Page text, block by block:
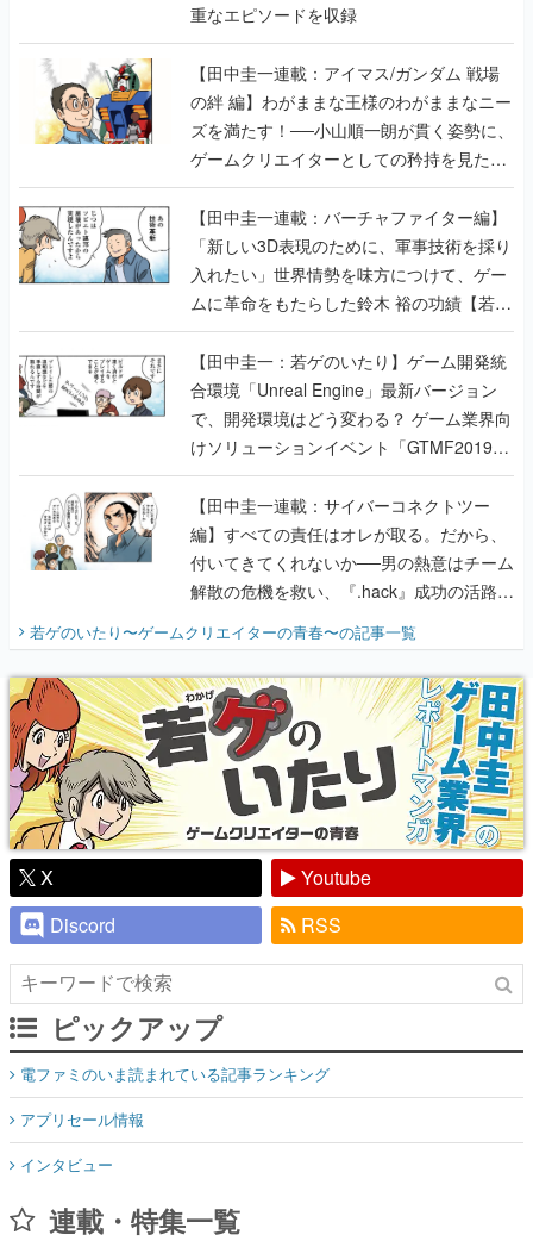
重なエピソードを収録
【田中圭一連載：アイマス/ガンダム 戦場
の絆 編】わがままな王様のわがままなニー
ズを満たす！──小山順一朗が貫く姿勢に、
ゲームクリエイターとしての矜持を見た
【若ゲのいたり最終回】
【田中圭一連載：バーチャファイター編】
「新しい3D表現のために、軍事技術を採り
入れたい」世界情勢を味方につけて、ゲー
ムに革命をもたらした鈴木 裕の功績【若ゲ
のいたり】
【田中圭一：若ゲのいたり】ゲーム開発統
合環境「Unreal Engine」最新バージョン
で、開発環境はどう変わる？ ゲーム業界向
けソリューションイベント「GTMF2019」
に行って、より理解を深めよう【PR】
【田中圭一連載：サイバーコネクトツー
編】すべての責任はオレが取る。だから、
付いてきてくれないか──男の熱意はチーム
解散の危機を救い、『.hack』成功の活路を
『少年ジャンプ』色だった【若ゲのいた
り】
若ゲのいたり〜ゲームクリエイターの青春〜の記事一覧
X
Youtube
Discord
RSS
ピックアップ
電ファミのいま読まれている記事ランキング
アプリセール情報
インタビュー
連載・特集一覧